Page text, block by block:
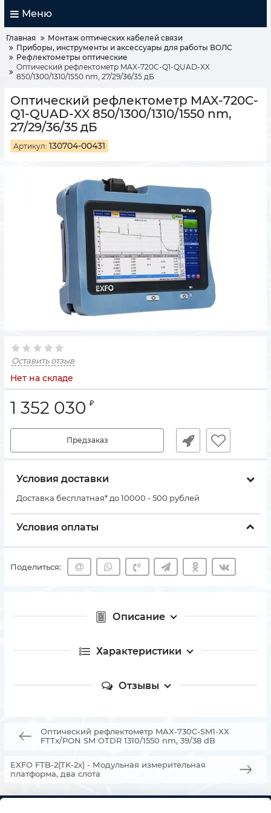
Меню
Главная
Монтаж оптических кабелей связи
Приборы, инструменты и аксессуары для работы ВОЛС
Рефлектометры оптические
Оптический рефлектометр MAX-720C-Q1-QUAD-XX
850/1300/1310/1550 nm, 27/29/36/35 дБ
Оптический рефлектометр MAX-720C-
Q1-QUAD-XX 850/1300/1310/1550 nm,
27/29/36/35 дБ
Артикул: 130704-00431
Оставить отзыв
Нет на складе
1 352 030 ₽
Предзаказ
Условия доставки
Доставка бесплатная* до 10000 - 500 рублей
Условия оплаты
Поделиться:
Описание
Характеристики
Отзывы
Оптический рефлектометр MAX-730C-SM1-XX
FTTx/PON SM OTDR 1310/1550 nm, 39/38 dB
EXFO FTB-2(TK-2x) - Модульная измерительная
платформа, два слота